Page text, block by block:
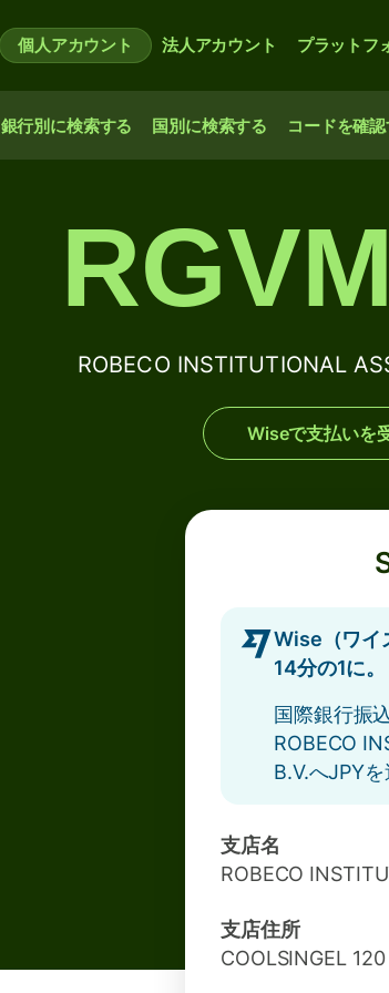
個人アカウント 法人アカウント プラットフ
銀行別に検索する 国別に検索する コードを確
ROBECO INSTITUTIONAL
Wiseで支払いを
Wise（ワイ
14分の1に。
国際銀行振
ROBECO
B.V.へJPY
支店名
ROBECO
支店住所
COOLSINGEL 120